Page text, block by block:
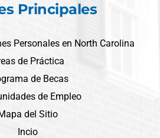
Principales
Personales en North Carolina
de Práctica
de Becas
de Empleo
del Sitio
Incio